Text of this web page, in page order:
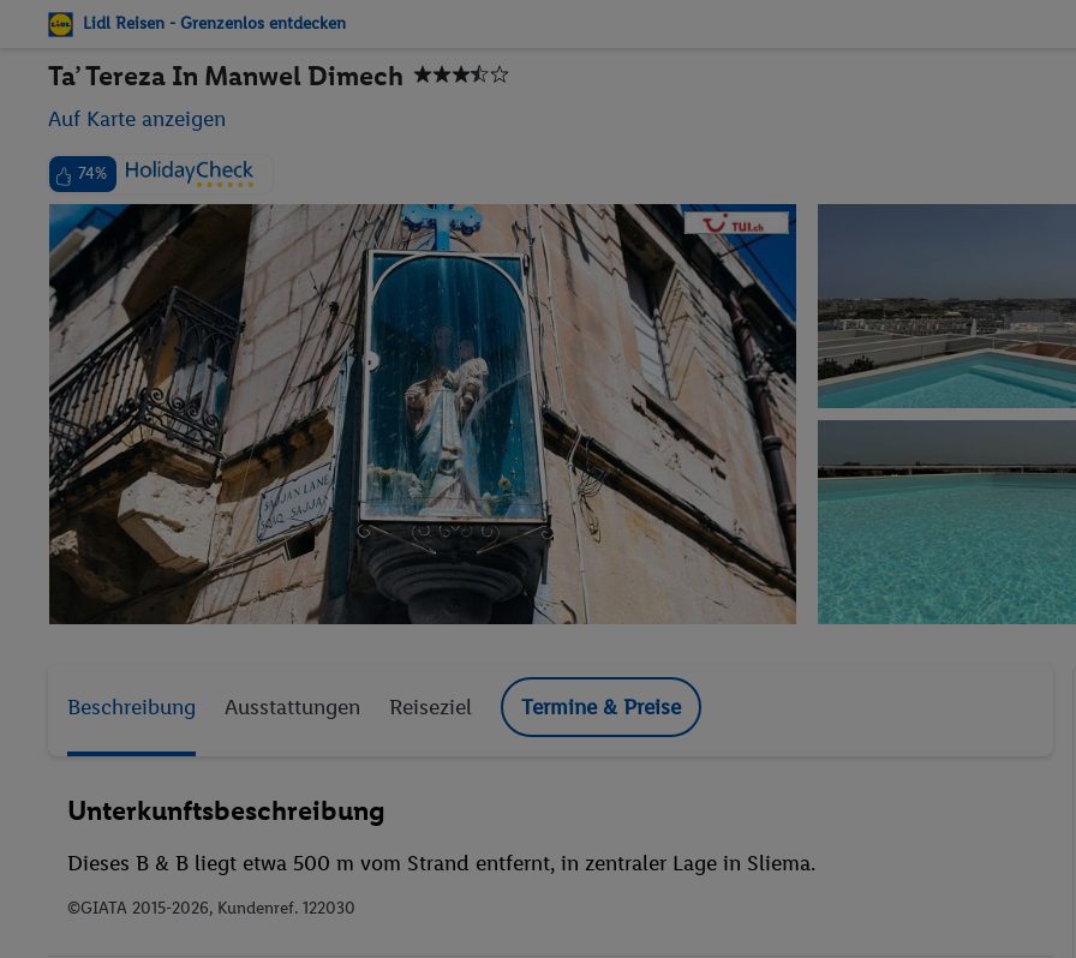
Lidl Reisen - Grenzenlos entdecken
Ta’ Tereza In Manwel Dimech
Auf Karte anzeigen
74%
Beschreibung Ausstattungen Reiseziel Termine & Preise
Unterkunftsbeschreibung
Dieses B & B liegt etwa 500 m vom Strand entfernt, in zentraler Lage in Sliema.
©GIATA 2015-2026, Kundenref. 122030